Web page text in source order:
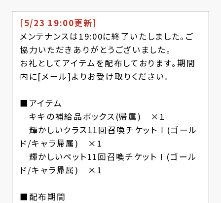
[5/23 19:00更新]
メンテナンスは19:00に終了いたしました。ご
協力いただきありがとうございました。
お礼としてアイテムを配布しております。期間
内に[メール]よりお受け取りください。
■アイテム
キキの補給品ボックス(帰属) ×1
輝かしいクラス11回召喚チケットⅠ(ゴール
ド/キャラ帰属) ×1
輝かしいペット11回召喚チケットⅠ(ゴール
ド/キャラ帰属) ×1
■配布期間